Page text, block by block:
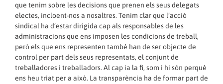
que tenim sobre les decisions que prenen els seus delegats
electes, incloent-nos a nosaltres. Tenim clar que l’acció
sindical ha d’estar dirigida cap als responsables de les
administracions que ens imposen les condicions de treball,
però els que ens representen també han de ser objecte de
control per part dels seus representats, el conjunt de
treballadores i treballadors. Al cap ia la fi, som i hi són perquè
ens heu triat per a això. La transparència ha de formar part de